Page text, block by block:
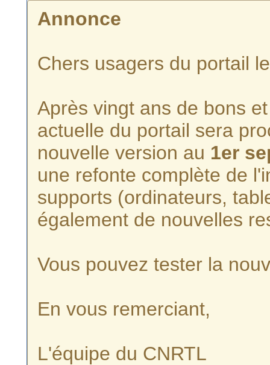
Annonce
Chers usagers du portail
Après vingt ans de bons
actuelle du portail sera
nouvelle version au 1er
une refonte complète de
supports (ordinateurs,
également de nouvelles
Vous pouvez tester la
En vous remerciant,
L'équipe du CNRTL